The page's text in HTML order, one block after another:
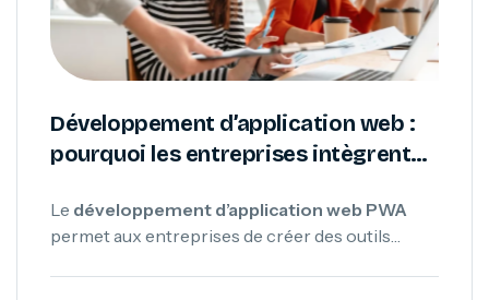
Développement d’application web :
pourquoi les entreprises intègrent
écosystème digital
Le développement d’application web PWA
permet aux entreprises de créer des outils